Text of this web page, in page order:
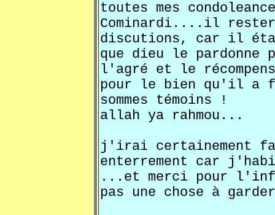
toutes mes
Cominardi....il
discutions, car il
que dieu le
l'agré et le
pour le bien qu'il a
sommes témoins !
allah ya rahmou...
j'irai certainement
enterrement car
...et merci pour
pas une chose à